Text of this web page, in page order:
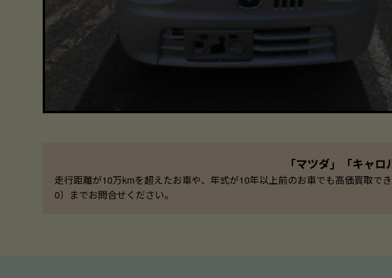
「マツダ」「キャ
走行距離が10万kmを超えたお車や、年式が10年以上前のお車でも高価買取
0）までお問合せください。